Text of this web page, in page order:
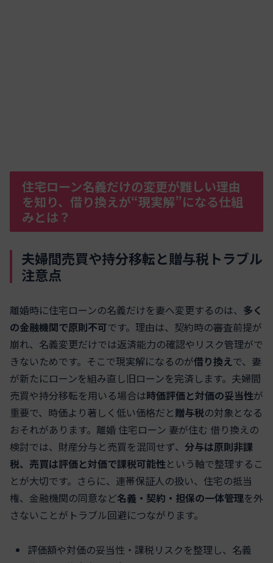
住宅ローン名義だけの変更が難しい理由
を知り、借り換えが“現実解”になる仕組
みとは？
夫婦間売買や持分移転と贈与税トラブル
注意点
離婚時に住宅ローンの名義だけを妻へ変更するのは、 多く
の金融機関で原則不可です。理由は、契約時の審査前提が
崩れ、名義変更だけでは返済能力の確認やリスク管理がで
きないためです。そこで現実解になるのが借り換えで、妻
が新たにローンを組み直し旧ローンを完済します。夫婦間
売買や持分移転を用いる場合は時価評価と対価の妥当性が
重要で、時価より著しく低い価格だと贈与税の対象となる
おそれがあります。離婚 住宅ローン 妻が住む 借り換えの
検討では、財産分与と売買を混同せず、 分与は原則非課
税、売買は評価と対価で課税可能性という軸で整理するこ
とが大切です。さらに、連帯保証人の扱い、住宅の抵当
権、金融機関の同意など名義・契約・担保の一体管理を外
さないことがトラブル回避につながります。
評価額や対価の妥当性・課税リスクを整理し、名義